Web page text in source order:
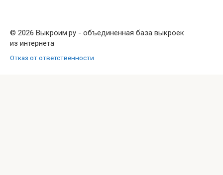
© 2026 Выкроим.ру - объединенная база выкроек
из интернета
Отказ от ответственности